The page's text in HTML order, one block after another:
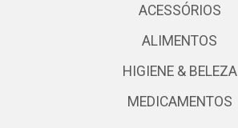
ACESSÓRIOS
ALIMENTOS
HIGIENE & BELEZA
MEDICAMENTOS